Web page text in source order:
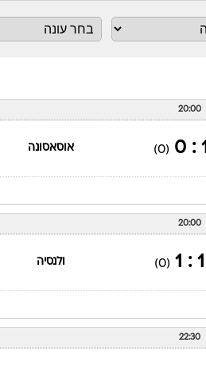
20:00
1 : 0
(0) אוסאסונה
20:00
1 : 1
(0) ולנסיה
22:30